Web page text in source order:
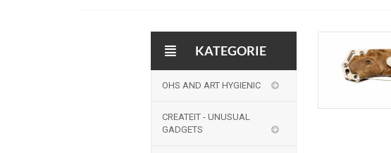
KATEGORIE
OHS AND ART HYGIENIC
CREATEIT - UNUSUAL
GADGETS